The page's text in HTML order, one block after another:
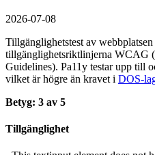
2026-07-08
Tillgänglighetstest av
tillgänglighets­riktlinjerna WCAG
Guidelines). Pa11y testar upp till
vilket är högre än kravet i DOS-
Betyg: 3 av 5
Tillgänglighet